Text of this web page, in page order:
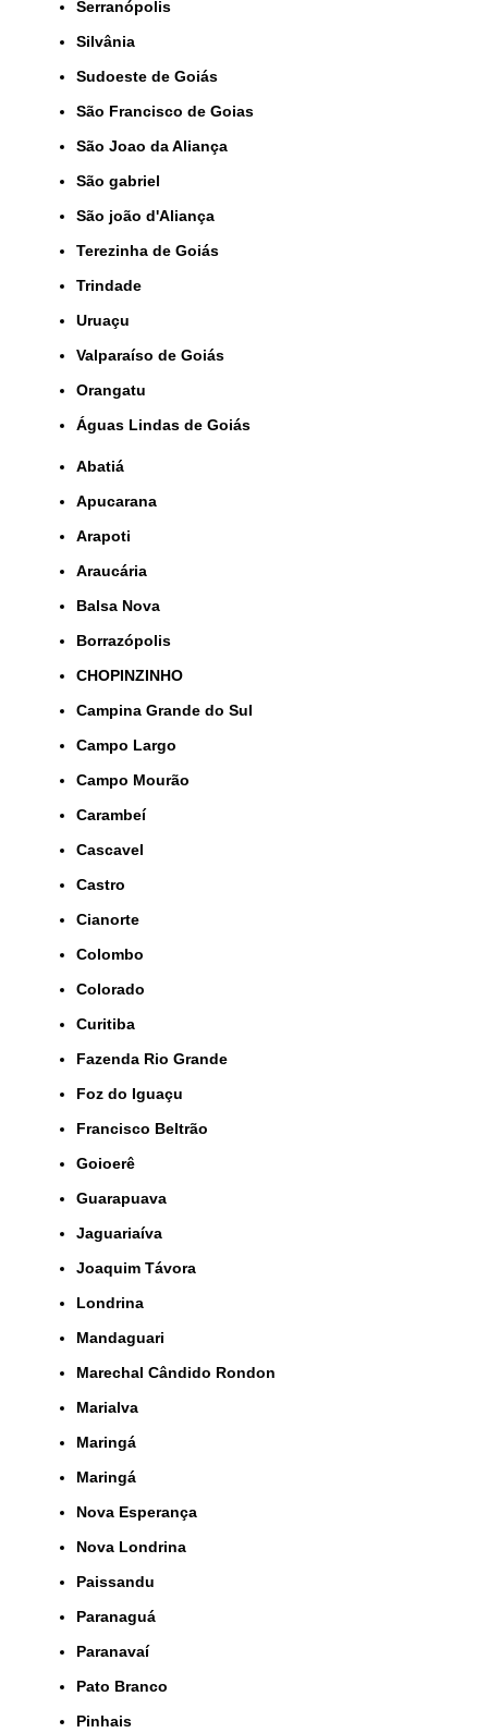
Serranópolis
Silvânia
Sudoeste de Goiás
São Francisco de Goias
São Joao da Aliança
São gabriel
São joão d'Aliança
Terezinha de Goiás
Trindade
Uruaçu
Valparaíso de Goiás
orangatu
Águas Lindas de Goiás
Abatiá
Apucarana
Arapoti
Araucária
Balsa Nova
Borrazópolis
CHOPINZINHO
Campina Grande do Sul
Campo Largo
Campo Mourão
Carambeí
Cascavel
Castro
Cianorte
Colombo
Colorado
Curitiba
Fazenda Rio Grande
Foz do Iguaçu
Francisco Beltrão
Goioerê
Guarapuava
Jaguariaíva
Joaquim Távora
Londrina
Mandaguari
Marechal Cândido Rondon
Marialva
Maringá
Maringá
Nova Esperança
Nova Londrina
Paissandu
Paranaguá
Paranavaí
Pato Branco
Pinhais